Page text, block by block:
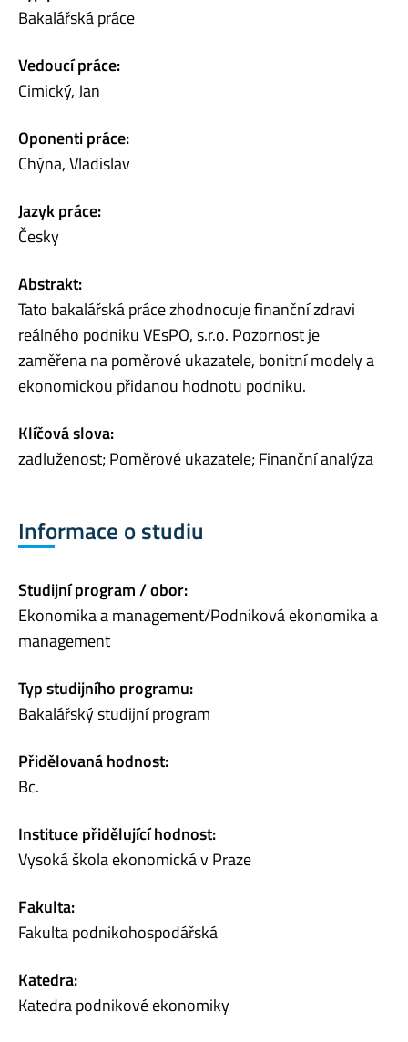
Bakalářská práce
Vedoucí práce:
Cimický, Jan
Oponenti práce:
Chýna, Vladislav
Jazyk práce:
Česky
Abstrakt:
Tato bakalářská práce zhodnocuje finanční zdravi
reálného podniku VEsPO, s.r.o. Pozornost je
zaměřena na poměrové ukazatele, bonitní modely a
ekonomickou přidanou hodnotu podniku.
Klíčová slova:
zadluženost; Poměrové ukazatele; Finanční analýza
Informace o studiu
Studijní program / obor:
Ekonomika a management/Podniková ekonomika a
management
Typ studijního programu:
Bakalářský studijní program
Přidělovaná hodnost:
Bc.
Instituce přidělující hodnost:
Vysoká škola ekonomická v Praze
Fakulta:
Fakulta podnikohospodářská
Katedra:
Katedra podnikové ekonomiky